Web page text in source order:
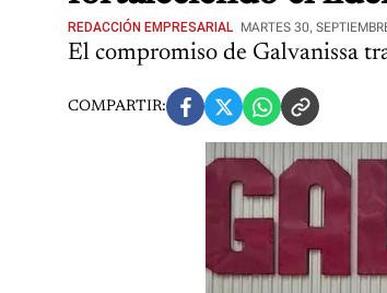
REDACCIÓN EMPRESARIAL MARTES 30,
El compromiso de Galvanissa
COMPARTIR: